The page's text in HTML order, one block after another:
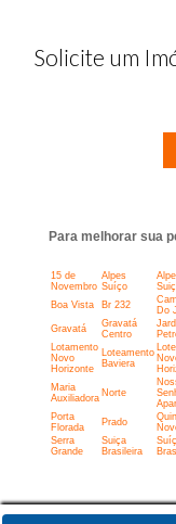
Solicite um
Para melhorar sua
15 de
Novembro
Alpes
Suíço
Boa Vista Br 232
Do
Gravatá
Gravatá
Centro
Lotamento
Novo
Horizonte
Loteamento
Baviera
Maria
Auxiliadora Norte
Porta
Florada
Prado
Serra
Grande
Suiça
Brasileira